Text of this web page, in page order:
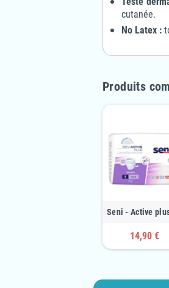
cutanée.
No Latex :
Produits
Seni - Active
14,90 €